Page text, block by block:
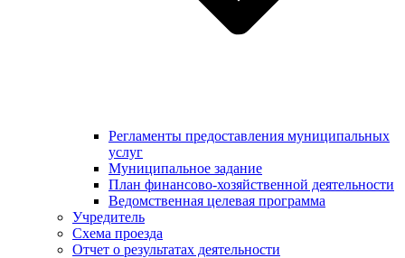
Регламенты предоставления муниципальных
услуг
Муниципальное задание
План финансово-хозяйственной деятельности
Ведомственная целевая программа
Учредитель
Схема проезда
Отчет о результатах деятельности